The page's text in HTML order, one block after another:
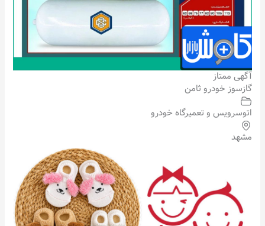
آگهی ممتاز
گازسوز خودرو ثامن
اتوسرویس و تعمیرگاه خودرو
مشهد